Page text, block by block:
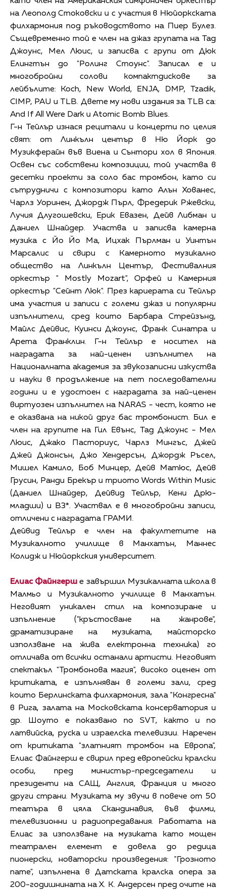
на Леополд Стоковски и с участия в Нюйоркската
филхармония под ръководството на Пиер Булез.
Същевременно той е член на джаз групата на Тад
Джоунс, Мел Люис, и записва с групи от Дюк
Елингтън до "Ролинг Стоунс". Записал е и
многобройни солови компактдискове за
лейбълите: Koch, New World, ENJA, DMP, Tzadik,
CIMP, PAU и TLB. Двете му нови издания за TLB са:
And If All Were Dark и Atomic Bomb Blues.
Г-н Тейлър изнася рецитали и концерти по целия
свят: от Линкълн център в Ню Йорк до
Музикферайн във Виена и Сънтори хол в Япония.
Освен със собствени композиции, той участва в
десетки проекти за соло бас тромбон, като си
сътрудничи с композитори като Алън Хованес,
Чарлз Уоринен, Джордж Пърл, Фредерик Ржевски,
Лучия Длугошевски, Ерик Евазен, Дейв Либман и
Даниел Шнайдер. Участва и записва камерна
музика с Йо Йо Ма, Ицхак Пърлман и Уинтън
Марсалис и свири с Камерното музикално
общество на Линкълн Център, Фестивалния
оркестър " Mostly Mozart", Орфей и Камерния
оркестър "Сейнт Люк". През кариерата си Тейлър
има участия и записи с големи джаз и популярни
изпълнители, сред които Барбара Стрейзънд,
Майлс Дейвис, Куинси Джоунс, Франк Синатра и
Арета Франклин. Г-н Тейлър е носител на
наградата за най-ценен изпълнител на
Националната академия за звукозаписни изкуства
и науки в продължение на пет последователни
години и е удостоен с наградата за най-ценен
виртуозен изпълнител на NARAS - чест, която не
е оказвана на никой друг бас тромбонист. Бил е
член на групите на Гил Евънс, Тад Джоунс - Мел
Люис, Джако Пасториус, Чарлз Мингъс, Джей
Джей Джонсън, Джо Хендерсън, Джордж Ръсел,
Мишел Камило, Боб Минцер, Дейв Матюс, Дейв
Грусин, Ранди Брекър и триото Words Within Music
(Даниел Шнайдер, Дейвид Тейлър, Кени Дрю-
младши) и B3*. Участвал е в многобройни записи,
отличени с наградата ГРАМИ.
Дейвид Тейлър е член на факултетите на
Музикалното училище в Манхатън, Маннес
Колидж и Нюйоркския университет.
Елиас Файнгерш е завършил Музикалната школа в
Малмьо и Музикалното училище в Манхатън.
Неговият уникален стил на композиране и
изпълнение ("кръстосване на жанрове",
драматизиране на музиката, майсторско
използване на жива електронна техника) го
отличава от всички останали артисти. Неговият
спектакъл "Тромбонова магия", високо оценен от
критиката, е изпълняван в големи зали, сред
които Берлинската филхармония, зала "Конгресна"
в Рига, залата на Московската консерватория и
др. Шоуто е показвано по SVT, както и по
латвийска, руска и израелска телевизии. Наречен
от критиката "златният тромбон на Европа",
Елиас Файнгерш е свирил пред европейски кралски
особи, пред министър-председатели и
президенти на САЩ, Англия, Франция и много
други страни. Музиката му звучи в повече от 50
театъра в цяла Скандинавия, във филми,
телевизионни и радиопредавания. Работата на
Елиас за използване на музиката като мощен
театрален елемент е довела до редица
пионерски, новаторски произведения: "Грозното
пате", изпълнена в Датската кралска опера за
200-годишнината на Х. К. Андерсен пред очите на